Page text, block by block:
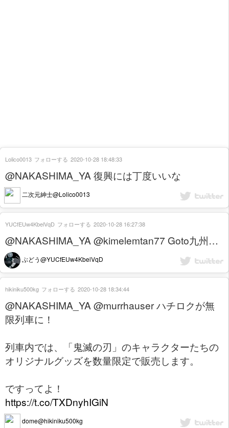
@NAKASHIMA_YA 復興には丁度いいな
二次元紳士@Lolico0013
Lolico0013 フォローする 2020-10-28 18:48:33
@NAKASHIMA_YA @kimelemtan77 Goto九州…
ぶどう@YUCfEUw4KbelVqD
YUCfEUw4KbelVqD フォローする 2020-10-28 16:27:38
@NAKASHIMA_YA @murrhauser ハチロクが無
限列車に！
列車内では、「鬼滅の刃」のキャラクターたちの
オリジナルグッズを数量限定で販売します。
ですってよ！
https://t.co/TXDnyhIGiN
dome@hikiniku500kg
hikiniku500kg フォローする 2020-10-28 18:34:44